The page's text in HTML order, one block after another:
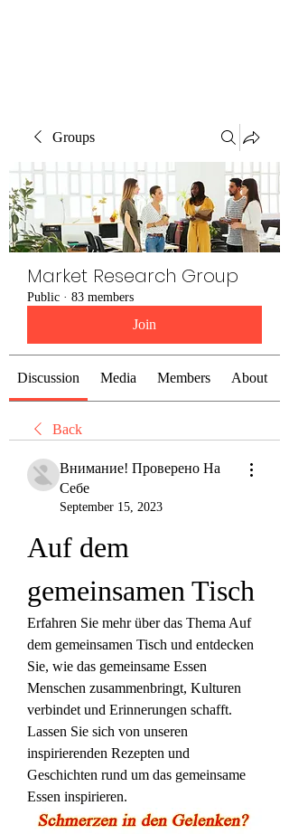
Groups
Market Research Group
Public · 83 members
Join
Discussion Media Members About
Back
Внимание! Проверено На
Себе
September 15, 2023
Auf dem
gemeinsamen Tisch
Erfahren Sie mehr über das Thema Auf
dem gemeinsamen Tisch und entdecken
Sie, wie das gemeinsame Essen
Menschen zusammenbringt, Kulturen
verbindet und Erinnerungen schafft.
Lassen Sie sich von unseren
inspirierenden Rezepten und
Geschichten rund um das gemeinsame
Essen inspirieren.